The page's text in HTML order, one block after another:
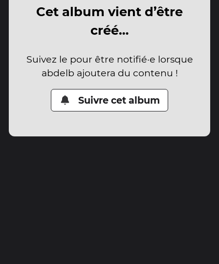
Cet album vient d’être
créé…
Suivez le pour être notifié·e lorsque
abdelb ajoutera du contenu !
Suivre cet album